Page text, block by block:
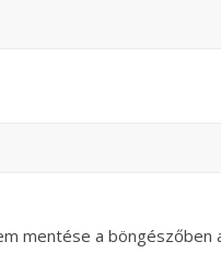
mentése a böngészőben